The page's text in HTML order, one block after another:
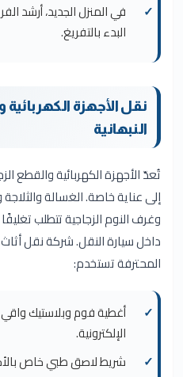
في المنزل الجديد، أرشد
البدء بالتفريغ.
نقل الأجهزة
النبهانية
تُعدّ الأجهزة الكهربائية والقطع
إلى عناية خاصة. الغسالة والثلاجة
وغرف النوم الزجاجية تتطلب
داخل سيارة النقل. شركة نقل أثاث
المحترفة تستخدم:
أغطية فوم وبلاستيك
الإلكترونية.
شريط لاصق طبي خاص